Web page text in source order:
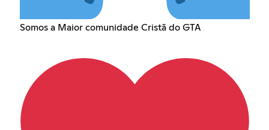
Somos a Maior comunidade Cristã do GTA